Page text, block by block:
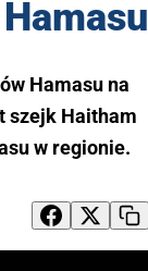
Hamasu na
szejk Haitham
w regionie.